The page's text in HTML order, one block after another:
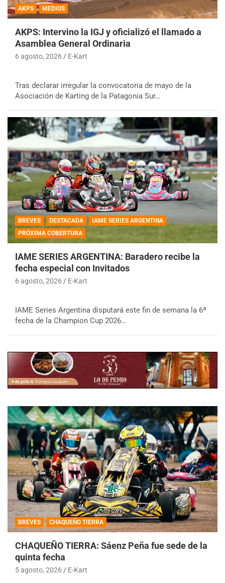
AKPS MEDIOS
AKPS: Intervino la IGJ y oficializó el llamado a
Asamblea General Ordinaria
6 agosto, 2026 E-Kart
Tras declarar irregular la convocatoria de mayo de la
Asociación de Karting de la Patagonia Sur…
BREVES DESTACADA
IAME SERIES ARGENTINA
PRÓXIMA COBERTURA
IAME SERIES ARGENTINA: Baradero recibe la
fecha especial con Invitados
6 agosto, 2026 E-Kart
IAME Series Argentina disputará este fin de semana la 6ª
fecha de la Champion Cup 2026…
BREVES CHAQUEÑO TIERRA
CHAQUEÑO TIERRA: Sáenz Peña fue sede de la
quinta fecha
5 agosto, 2026 E-Kart